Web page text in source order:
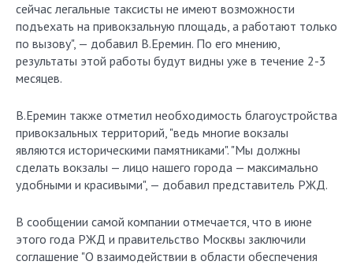
сейчас легальные таксисты не имеют возможности
подъехать на привокзальную площадь, а работают только
по вызову", — добавил В.Еремин. По его мнению,
результаты этой работы будут видны уже в течение 2-3
месяцев.
В.Еремин также отметил необходимость благоустройства
привокзальных территорий, "ведь многие вокзалы
являются историческими памятниками". "Мы должны
сделать вокзалы — лицо нашего города — максимально
удобными и красивыми", — добавил представитель РЖД.
В сообщении самой компании отмечается, что в июне
этого года РЖД и правительство Москвы заключили
соглашение "О взаимодействии в области обеспечения